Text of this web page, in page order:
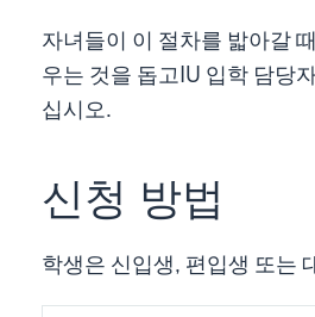
자녀들이 이 절차를 밟아갈
우는 것을 돕고IU 입학 담당
십시오.
신청 방법
학생은 신입생, 편입생 또는